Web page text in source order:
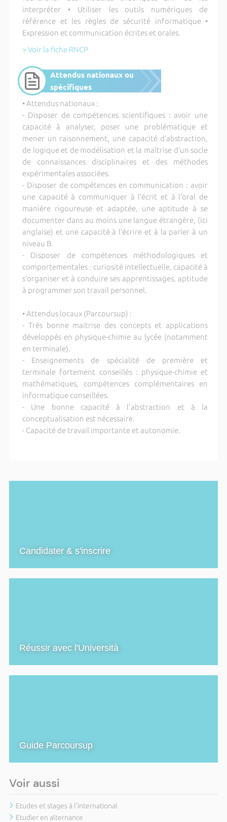
interpréter • Utiliser les outils numériques de
référence et les règles de sécurité informatique •
Expression et communication écrites et orales.
> Voir la fiche RNCP
Attendus nationaux ou
spécifiques
• Attendus nationaux :
- Disposer de compétences scientifiques : avoir une
capacité à analyser, poser une problématique et
mener un raisonnement, une capacité d’abstraction,
de logique et de modélisation et la maîtrise d’un socle
de connaissances disciplinaires et des méthodes
expérimentales associées.
- Disposer de compétences en communication : avoir
une capacité à communiquer à l’écrit et à l’oral de
manière rigoureuse et adaptée, une aptitude à se
documenter dans au moins une langue étrangère, (ici
anglaise) et une capacité à l’écrire et à la parler à un
niveau B.
- Disposer de compétences méthodologiques et
comportementales : curiosité intellectuelle, capacité à
s’organiser et à conduire ses apprentissages, aptitude
à programmer son travail personnel.
• Attendus locaux (Parcoursup) :
- Très bonne maitrise des concepts et applications
développés en physique-chimie au lycée (notamment
en terminale).
- Enseignements de spécialité de première et
terminale fortement conseillés : physique-chimie et
mathématiques, compétences complémentaires en
informatique conseillées.
- Une bonne capacité à l'abstraction et à la
conceptualisation est nécessaire.
- Capacité de travail importante et autonomie.
Candidater & s'inscrire
Réussir avec l'Università
Guide Parcoursup
Voir aussi
Etudes et stages à l'international
Etudier en alternance